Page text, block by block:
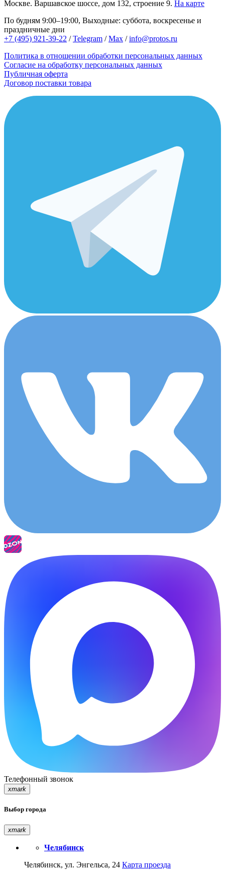
Москве. Варшавское шоссе, дом 132, строение 9. На карте
По будням 9:00–19:00, Выходные: суббота, воскресенье и
праздничные дни
+7 (495) 921-39-22 /Telegram /Max /info@protos.ru
Политика в отношении обработки персональных данных
Согласие на обработку персональных данных
Публичная оферта
Договор поставки товара
Телефонный звонок
xmark
Выбор города
xmark
Челябинск
Челябинск, ул. Энгельса, 24 Карта проезда